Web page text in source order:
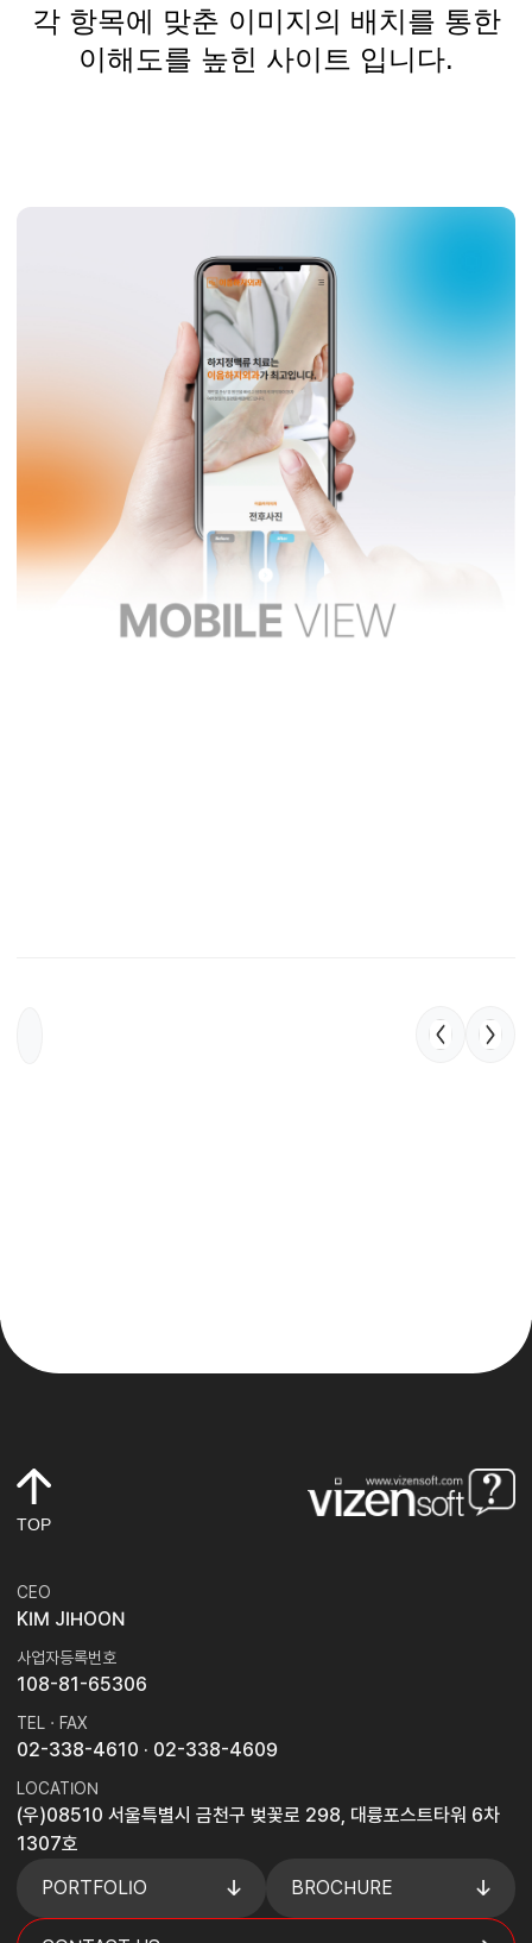
각 항목에 맞춘 이미지의 배치를 통한
이해도를 높힌 사이트 입니다.
TOP
CEO
KIM JIHOON
사업자등록번호
108-81-65306
TEL · FAX
02-338-4610 · 02-338-4609
LOCATION
(우)08510 서울특별시 금천구 벚꽃로 298, 대륭포스트타워 6차
1307호
PORTFOLIO
BROCHURE